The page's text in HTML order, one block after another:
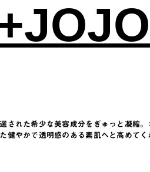
れた希少な美容成分をぎゅっと凝縮
やかで透明感のある素肌へと高めてく